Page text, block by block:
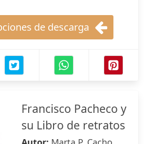
de descarga
Francisco Pacheco y
su Libro de retratos